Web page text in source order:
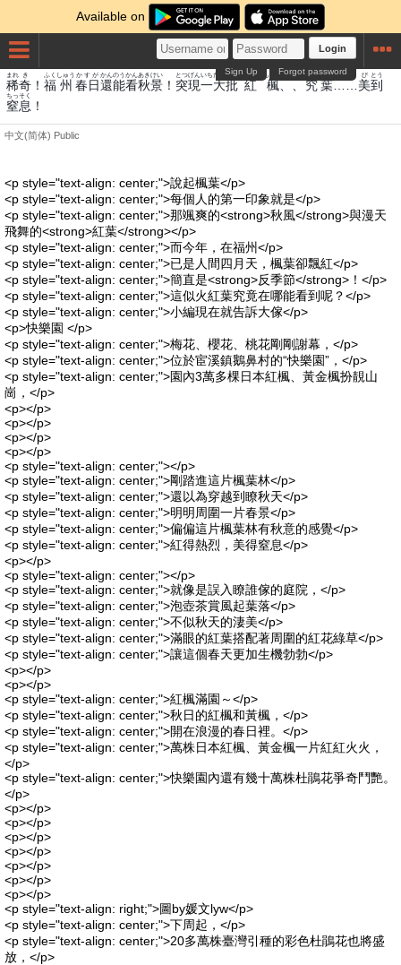
Available on
Login
Forgot password
Sign Up
稀
まれ
奇
き
！ 福
ふく
州
しゅう
春日
かすが
還
かん
能
のう
看
かん
秋
あき
景
けい
！ 突
とつ
現
げん
一大
いちだい
批
ひ
紅
くれない
楓
もみじ
、、究
きゅう
葉
は
…… 美
び
到
とう
窒息
ちっそく
！
中文(简体) Public
<p style="text-align: center;">說起楓葉</p>
<p style="text-align: center;">每個人的第一印象就是</p>
<p style="text-align: center;">那颯爽的<strong>秋風</strong>與漫天
飛舞的<strong>紅葉</strong></p>
<p style="text-align: center;">而今年，在福州</p>
<p style="text-align: center;">已是人間四月天，楓葉卻飄紅</p>
<p style="text-align: center;">簡直是<strong>反季節</strong>！</p>
<p style="text-align: center;">這似火紅葉究竟在哪能看到呢？</p>
<p style="text-align: center;">小編現在就告訴大傢</p>
<p>快樂園 </p>
<p style="text-align: center;">梅花、櫻花、桃花剛剛謝幕，</p>
<p style="text-align: center;">位於宦溪鎮鵝鼻村的“快樂園”，</p>
<p style="text-align: center;">園內3萬多棵日本紅楓、黃金楓扮靚山
崗，</p>
<p></p>
<p></p>
<p></p>
<p></p>
<p style="text-align: center;"></p>
<p style="text-align: center;">剛踏進這片楓葉林</p>
<p style="text-align: center;">還以為穿越到瞭秋天</p>
<p style="text-align: center;">明明周圍一片春景</p>
<p style="text-align: center;">偏偏這片楓葉林有秋意的感覺</p>
<p style="text-align: center;">紅得熱烈，美得窒息</p>
<p></p>
<p style="text-align: center;"></p>
<p style="text-align: center;">就像是誤入瞭誰傢的庭院，</p>
<p style="text-align: center;">泡壺茶賞風起葉落</p>
<p style="text-align: center;">不似秋天的淒美</p>
<p style="text-align: center;">滿眼的紅葉搭配著周圍的紅花綠草</p>
<p style="text-align: center;">讓這個春天更加生機勃勃</p>
<p></p>
<p></p>
<p style="text-align: center;">紅楓滿園～</p>
<p style="text-align: center;">秋日的紅楓和黃楓，</p>
<p style="text-align: center;">開在浪漫的春日裡。</p>
<p style="text-align: center;">萬株日本紅楓、黃金楓一片紅紅火火，
</p>
<p style="text-align: center;">快樂園內還有幾十萬株杜鵑花爭奇鬥艷。
</p>
<p></p>
<p></p>
<p></p>
<p></p>
<p></p>
<p></p>
<p></p>
<p style="text-align: right;">圖by媛文lyw</p>
<p style="text-align: center;">下周起，</p>
<p style="text-align: center;">20多萬株臺灣引種的彩色杜鵑花也將盛
放，</p>